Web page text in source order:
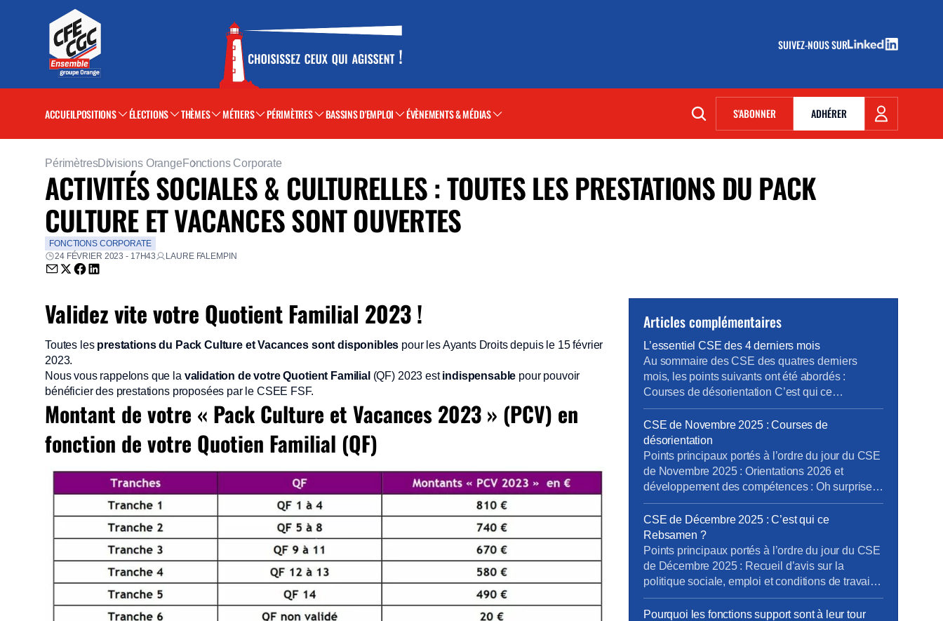
SUIVEZ-NOUS SUR
(NOUVELLE FENÊTRE)
ACCUEILPOSITIONS ÉLECTIONS THÈMES MÉTIERS PÉRIMÈTRES BASSINS D'EMPLOI ÉVÈNEMENTS & MÉDIAS S'ABONNER(NOUVELLE FENÊTRE)
ADHÉRER
PérimètresDivisions Orange Fonctions Corporate
ACTIVITÉS SOCIALES & CULTURELLES : TOUTES LES PRESTATIONS DU PACK
CULTURE ET VACANCES SONT OUVERTES
FONCTIONS CORPORATE
24 FÉVRIER 2023 - 17H43
LAURE FALEMPIN
Envoyer par email (nouvelle fenêtre)
Partager sur Twitter (nouvelle fenêtre)
Partager sur Facebook (nouvelle fenêtre)
Partager sur LinkedIn (nouvelle fenêtre)
Validez vite votre Quotient Familial 2023 !
Toutes les prestations du Pack Culture et Vacances sont disponibles pour les Ayants Droits depuis le 15 février
2023.
Nous vous rappelons que la validation de votre Quotient Familial (QF) 2023 estindispensable pour pouvoir
bénéficier des prestations proposées par le CSEE FSF.
Montant de votre « Pack Culture et Vacances 2023 » (PCV) en
fonction de votre Quotien Familial (QF)
Articles complémentaires
L’essentiel CSE des 4 derniers mois
Au sommaire des CSE des quatres derniers
mois, les points suivants ont été abordés :
Courses de désorientation C’est qui ce
Rebsamen ? On parle Boutique Papripact et
devinez quoi ? et Oui encore des boutiques Pour
lire et télécharger l’intégralité du compte-rendu
du CSE, cliquez ici Le prochain CSE Ordinaire
aura lieu les 25, 26 et […]
CSE de Novembre 2025 : Courses de
désorientation
Points principaux portés à l’ordre du jour du CSE
de Novembre 2025 : Orientations 2026 et
développement des compétences : Oh surprise :
rien de nouveau …! Formation des salariés
insuffisante, Communication interne à améliorer,
notamment autour de l’outil « my skills » et de
l’IA. Accompagnement des salariés dans la
Transformation digitale à renforcer. Rapport sur
l’égalité […]
CSE de Décembre 2025 : C’est qui ce
Rebsamen ?
Points principaux portés à l’ordre du jour du CSE
de Décembre 2025 : Recueil d’avis sur la
politique sociale, emploi et conditions de travail
de l’entreprise (bloc 3 Rebsamen) Information sur
les priorités d’actions définies par les unités du
Pourquoi les fonctions support sont à leur tour